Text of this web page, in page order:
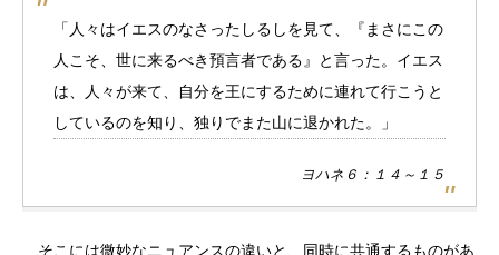
「人々はイエスのなさったしるしを見て、『まさにこの
人こそ、世に来るべき預言者である』と言った。イエス
は、人々が来て、自分を王にするために連れて行こうと
しているのを知り、独りでまた山に退かれた。」
ヨハネ６：１４～１５
そこには微妙なニュアンスの違いと、同時に共通するものがあ